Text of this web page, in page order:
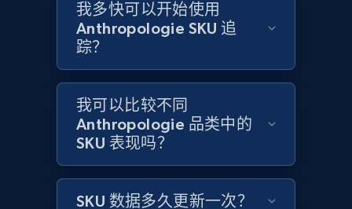
Home Depot US - Discover products by
URL, Domain, Country code, Model number,
Sku, Product id, Product name, Manufacturer,
and more.
2.1K+ 353+ 立即开始
我多快可以开始使用
Anthropologie SKU 追
踪？
我可以比较不同
Anthropologie 品类中的
SKU 表现吗？
SKU 数据多久更新一次？